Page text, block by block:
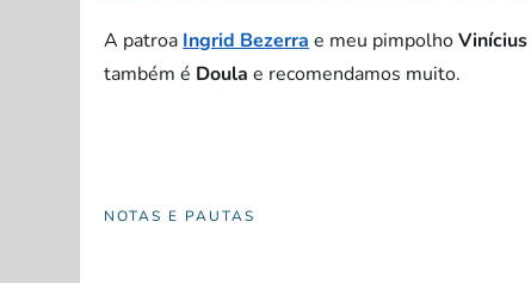
A patroa Ingrid Bezerra e meu pimpolhoVinícius
também é Doula e recomendamos muito.
NOTAS E PAUTAS